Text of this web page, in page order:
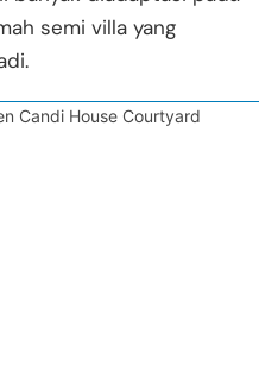
semi villa yang
Candi House Courtyard